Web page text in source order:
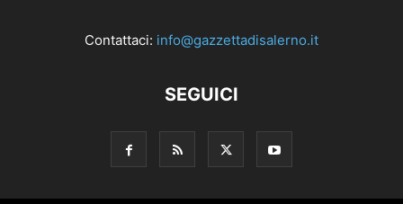
Contattaci: info@gazzettadisalerno.it
SEGUICI